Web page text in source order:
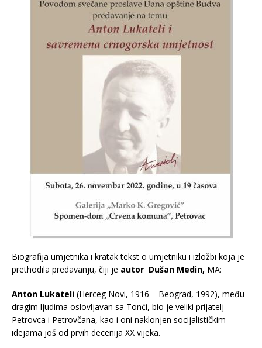
Biografija umjetnika i kratak tekst o umjetniku i izložbi koja je
prethodila predavanju, čiji je autor Dušan Medin, MA:
Anton Lukateli (Herceg Novi, 1916 – Beograd, 1992), među
dragim ljudima oslovljavan sa Tonći, bio je veliki prijatelj
Petrovca i Petrovčana, kao i oni naklonjen socijalističkim
idejama još od prvih decenija XX vijeka.